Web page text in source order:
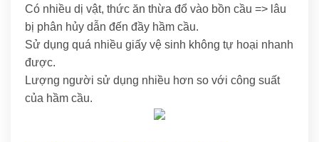
Có nhiều dị vật, thức ăn thừa đổ vào bồn cầu => lâu
bị phân hủy dẫn đến đầy hầm cầu.
Sử dụng quá nhiều giấy vệ sinh không tự hoại nhanh
được.
Lượng người sử dụng nhiều hơn so với công suất
của hầm cầu.